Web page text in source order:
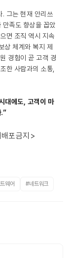
. 그는 현재 안리쓰
만족도 향상을 꼽았
면 조직 역시 지속
상 체계와 복지 제
경험이 곧 고객 경
한 사람과의 소통,
대에도, 고객이 마
.”
포금지>
웨어 #네트워크